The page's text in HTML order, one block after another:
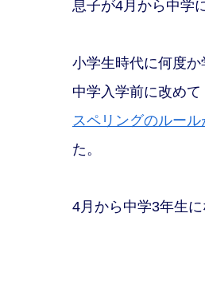
息子が4月から中学
小学生時代に何度
中学入学前に改めて
スペリングのルー
た。
4月から中学3年生